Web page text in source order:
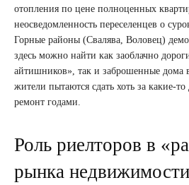
отопления по цене полноценных
неосведомленность переселенцев о
Горные районы (Свалява, Воловец)
здесь можно найти как заоблачно
айтишников», так и заброшенные дома
жители пытаются сдать хоть за какие-
ремонт годами.
Роль риелторов в
рынка недвижимости